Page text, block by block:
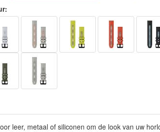
leer, metaal of siliconen om de look van uw